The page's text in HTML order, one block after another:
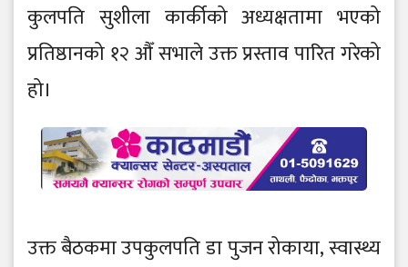
कुलपति सुशीला कार्कीको अध्यक्षतामा भएको
प्रतिष्ठानको १२ औँ सभाले उक्त प्रस्ताव पारित गरेको
हो।
उक्त बैठकमा उपकुलपति डा पुजन रोकाया, स्वास्थ्य